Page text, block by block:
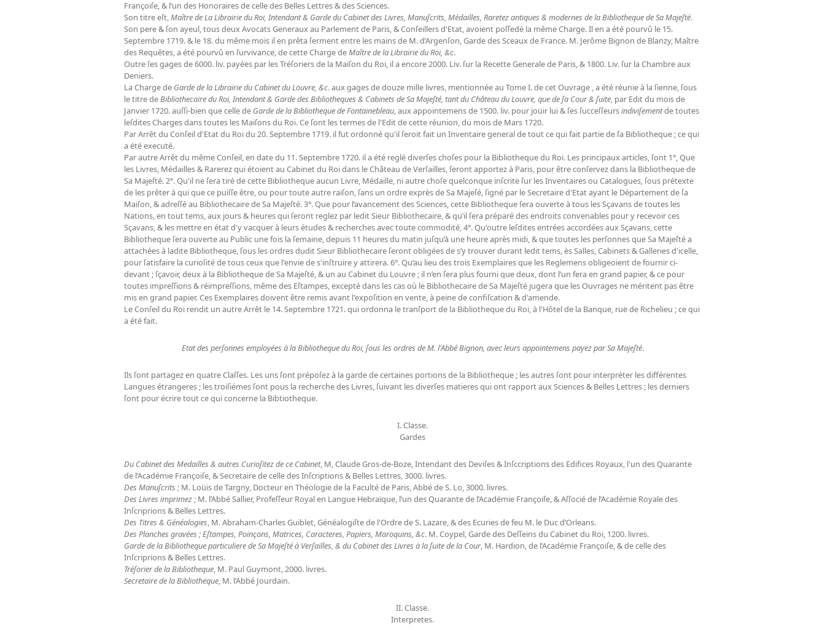
Françoiſe, & l’un des Honoraires de celle des Belles Lettres & des Sciences.
Son titre eſt,Maître de La Librairie du Roi, Intendant & Garde du Cabinet des Livres, Manuſcrits, Médailles, Raretez antiques & modernes de la Bibliotheque de Sa Majeſté.
Son pere & ſon ayeul, tous deux Avocats Generaux au Parlement de Paris, & Conſeillers d'Etat, avoient poſſedé la même Charge. Il en a été pourvû le 15.
Septembre 1719. & le 18. du même mois il en prêta ſerment entre les mains de M. d’Argenſon, Garde des Sceaux de France. M. Jerôme Bignon de Blanzy, Maître
des Requêtes, a été pourvû en ſurvivance, de cette Charge deMaître de la Librairie du Roi, &c.
Outre ſes gages de 6000. liv. payées par les Tréſoriers de la Maiſon du Roi, il a encore 2000. Liv. ſur la Recette Generale de Paris, & 1800. Liv. ſur la Chambre aux
Deniers.
La Charge de Garde de la Librairie du Cabinet du Louvre, &c. aux gages de douze mille livres, mentionnée au Tome I. de cet Ouvrage , a été réunie à la ſienne, ſous
le titre deBibliothecaire du Roi, Intendant & Garde des Bibliotheques & Cabinets de Sa Majeſté, tant du Château du Louvre, que de ſa Cour & ſuite, par Edit du mois de
Janvier 1720. auſſi-bien que celle de Garde de la Bibliotheque de Fontainebleau, aux appointemens de 1500. liv. pour joüir lui & ſes ſucceſſeursindiviſementde toutes
leſdites Charges dans toutes les Maiſons du Roi. Ce ſont les termes de l'Edit de cette réunion, du mois de Mars 1720.
Par Arrêt du Conſeil d'Etat du Roi du 20. Septembre 1719. il fut ordonné qu'il ſeroit fait un Inventaire general de tout ce qui fait partie de ſa Bibliotheque ; ce qui
a été executé.
Par autre Arrêt du même Conſeil, en date du 11. Septembre 1720. il a été reglé diverſes choſes pour la Bibliotheque du Roi. Les principaux articles, ſont 1°, Que
les Livres, Médailles & Rarerez qui étoient au Cabinet du Roi dans le Château de Verſailles, ſeront apportez à Paris, pour être conſervez dans la Bibliotheque de
Sa Majeſté. 2°. Qu'il ne ſera tiré de cette Bibliotheque aucun Livre, Médaille, ni autre choſe quelconque inſcrite ſur les Inventaires ou Catalogues, ſous prétexte
de les prêter à qui que ce puiſſe être, ou pour toute autre raiſon, ſans un ordre exprès de Sa Majeſé, ſigné par le Secretaire d'Etat ayant le Département de ſa
Maiſon, & adreſſé au Bibliothecaire de Sa Majeſté. 3°. Que pour l’avancement des Sciences, cette Bibliotheque ſera ouverte à tous les Sçavans de toutes les
Nations, en tout tems, aux jours & heures qui ſeront reglez par ledit Sieur Bibliothecaire, & qu’il ſera préparé des endroits convenables pour y recevoir ces
Sçavans, & les mettre en état d'y vacquer à leurs études & recherches avec toute commodité, 4°. Qu'outre leſdites entrées accordées aux Sçavans, cette
Bibliotheque ſera ouverte au Public une fois la ſemaine, depuis 11 heures du matin juſqu’à une heure après midi, & que toutes les perſonnes que Sa Majeſté a
attachées à ladite Bibliotheque, ſous les ordres dudit Sieur Bibliothecaire ſeront obligées de s’y trouver durant ledit tems, ès Salles, Cabinets & Galleries d'icelle,
pour ſatisfaire la curioſité de tous ceux que l'envie de s'inſtruire y attirera. 6°. Qu’au lieu des trois Exemplaires que les Reglemens obligeoient de fournir ci-
devant ; ſçavoir, deux à la Bibliotheque de Sa Majeſté, & un au Cabinet du Louvre ; il n’en ſera plus fourni que deux, dont l’un fera en grand papier, & ce pour
toutes impreſſions & réimpreſſions, même des Eſtampes, excepté dans les cas où le Bibliothecaire de Sa Majeſté jugera que les Ouvrages ne méritent pas être
mis en grand papier. Ces Exemplaires doivent être remis avant l'expoſition en vente, à peine de confiſcation & d'amende.
Le Conſeil du Roi rendit un autre Arrêt le 14. Septembre 1721. qui ordonna le tranſport de la Bibliotheque du Roi, à l'Hôtel de la Banque, ruë de Richelieu ; ce qui
a été fait.
Etat des perſonnes employées à la Bibliotheque du Roi, ſous les ordres de M. l'Abbé Bignon, avec leurs appointemens payez par Sa Majeſté.
Ils ſont partagez en quatre Claſſes. Les uns ſont prépoſez à la garde de certaines portions de la Bibliotheque ; les autres ſont pour interpréter les différentes
Langues étrangeres ; les troiſiémes ſont pous la recherche des Livres, ſuivant les diverſes matieres qui ont rapport aux Sciences & Belles Lettres ; les derniers
ſont pour écrire tout ce qui concerne la Bibtiotheque.
I. Classe.
Gardes
Du Cabinet des Medailles & autres Curioſitez de ce Cabinet, M, Claude Gros-de-Boze, Intendant des Deviſes & Inſccriptions des Edifices Royaux, l'un des Quarante
de l’Académie Françoiſe, & Secretaire de celle des Inſcriptions & Belles Lettres, 3000. livres.
Des Manuſcrits ; M. Loüis de Targny, Docteur en Théologie de la Faculté de Paris, Abbé de S. Lo, 3000. livres.
Des Livres imprimez ; M. l’Abbé Sallier, Profeſſeur Royal en Langue Hebraïque, l’un des Quarante de l’Académie Françoiſe, & Aſſocié de l’Académie Royale des
Inſcriprions & Belles Lettres.
Des Titres & Généalogies, M. Abraham-Charles Guiblet, Généalogiſte de l'Ordre de S. Lazare, & des Ecuries de feu M. le Duc d’Orleans.
Des Planches gravées ; Eſtampes, Poinçons, Matrices, Caracteres, Papiers, Maroquins, &c. M. Coypel, Garde des Deſſeins du Cabinet du Roi, 1200. livres.
Garde de la Bibliotheque particuliere de Sa Majeſté à Verſailles, & du Cabinet des Livres à la ſuite de la Cour, M. Hardion, de l’Académie Françoiſe, & de celle des
Inſcriprions & Belles Lettres.
Tréſorier de la Bibliotheque, M. Paul Guymont, 2000. livres.
Secretaire de la Bibliotheque, M. l’Abbé Jourdain.
II. Classe.
Interpretes.